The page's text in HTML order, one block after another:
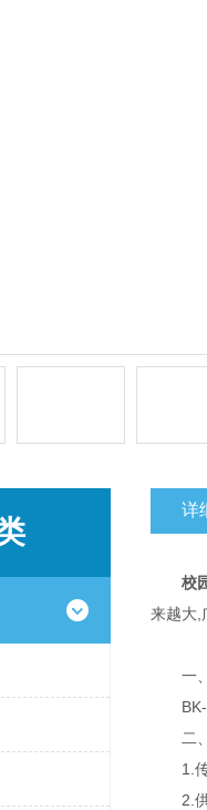
详
校
来越大,
一、
BK-
二、
1.传
2.供